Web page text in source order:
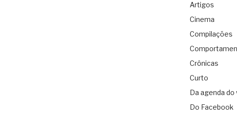
Artigos
Cinema
Compilações
Crônicas
Curto
Da agenda do
Do Facebook